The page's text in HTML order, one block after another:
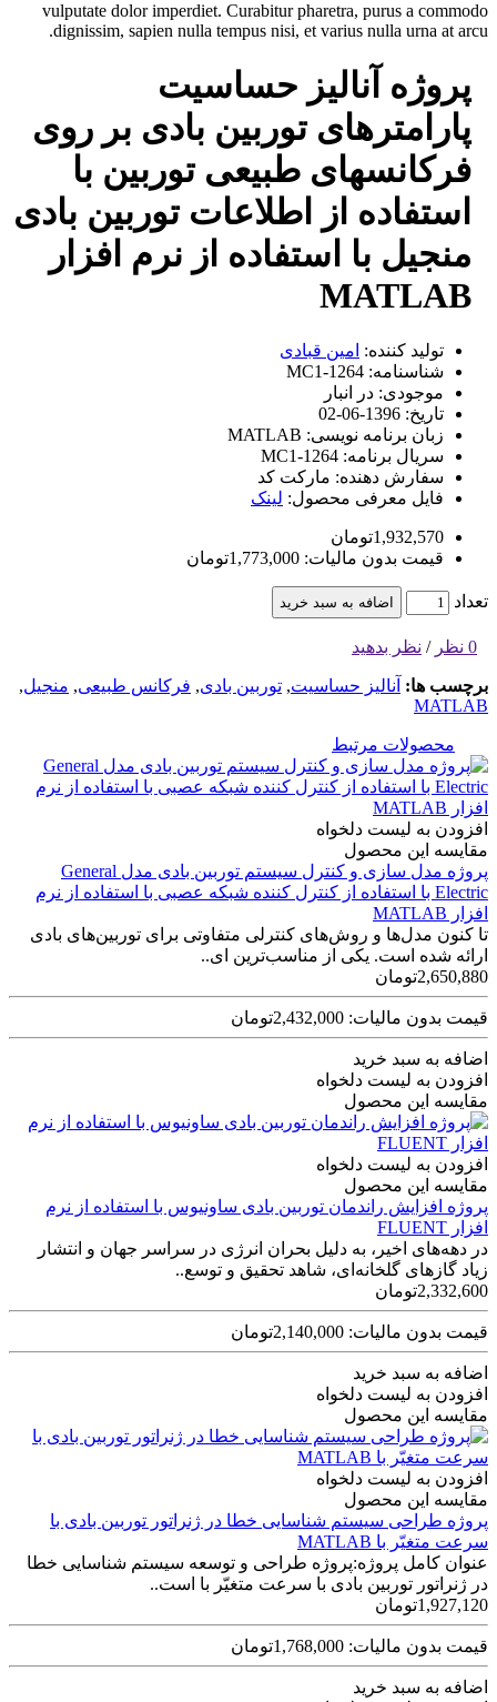
vulputate dolor imperdiet. Curabitur pharetra, purus a commodo
dignissim, sapien nulla tempus nisi, et varius nulla urna at arcu.
پروژه آنالیز حساسیت
پارامترهای توربین بادی بر روی
فرکانس­های طبیعی توربین با
استفاده از اطلاعات توربین بادی
منجیل با استفاده از نرم افزار
MATLAB
تولید کننده: امین قبادی
شناسنامه: MC1-1264
موجودی: در انبار
تاریخ: 1396-06-02
زبان برنامه نویسی: MATLAB
سریال برنامه: MC1-1264
سفارش دهنده: مارکت کد
فایل معرفی محصول: لینک
1,932,570تومان
قیمت بدون مالیات: 1,773,000تومان
تعداد اضافه به سبد خرید
0 نظر / نظر بدهید
برچسب ها: آنالیز حساسیت, توربین بادی, فرکانس­ طبیعی, منجیل,
MATLAB
محصولات مرتبط
افزودن به لیست دلخواه
مقایسه این محصول
پروژه مدل سازی و کنترل سیستم توربین بادی مدل General
Electric با استفاده از کنترل کننده شبکه عصبی با استفاده از نرم
افزار MATLAB
تا کنون مدل‏‌ها و روش‏‌های کنترلی متفاوتی برای توربین‏‌های بادی
ارائه شده است. یکی از مناسب‏‌ترین ای..
2,650,880تومان
قیمت بدون مالیات: 2,432,000تومان
اضافه به سبد خرید
افزودن به لیست دلخواه
مقایسه این محصول
افزودن به لیست دلخواه
مقایسه این محصول
پروژه افزایش راندمان توربین بادی ساونیوس با استفاده از نرم
افزار FLUENT
در دهه‌های اخیر، به دلیل بحران انرژی در سراسر جهان و انتشار
زیاد گازهای گلخانه‌ای، شاهد تحقیق و توسع..
2,332,600تومان
قیمت بدون مالیات: 2,140,000تومان
اضافه به سبد خرید
افزودن به لیست دلخواه
مقایسه این محصول
افزودن به لیست دلخواه
مقایسه این محصول
پروژه طراحی سیستم شناسایی خطا در ژنراتور توربین بادی با
سرعت متغیّر با MATLAB
عنوان کامل پروژه:پروژه طراحی و توسعه سیستم شناسایی خطا
در ژنراتور توربین بادی با سرعت متغیّر با است..
1,927,120تومان
قیمت بدون مالیات: 1,768,000تومان
اضافه به سبد خرید